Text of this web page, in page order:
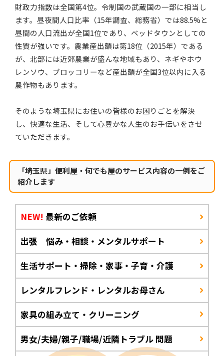
財政力指数は全国第4位。令制国の武蔵国の一部に相当し
ます。昼夜間人口比率（15年調査、総務省）では88.5%と
昼間の人口流出が全国1位であり、ベッドタウンとしての
性質が強いです。農業産出額は第18位（2015年）である
が、北部には近郊農業が盛んな地域もあり、ネギやホウ
レンソウ、ブロッコリーなど産出額が全国3位以内に入る
農作物もあります。
そのような埼玉県にお住いの皆様のお困りごとを解決
し、快適な生活、そして心豊かな人生のお手伝いをさせ
ていただきます。
「埼玉県」便利屋・何でも屋のサービス内容の一例をご
紹介します
NEW! 最新のご依頼
出張 悩み・相談・メンタルサポート
生活サポート・掃除・家事・子育・介護
レンタルフレンド・レンタルお母さん
家具の組み立て・クリーニング
男女/夫婦/親子/職場/近隣トラブル 問題